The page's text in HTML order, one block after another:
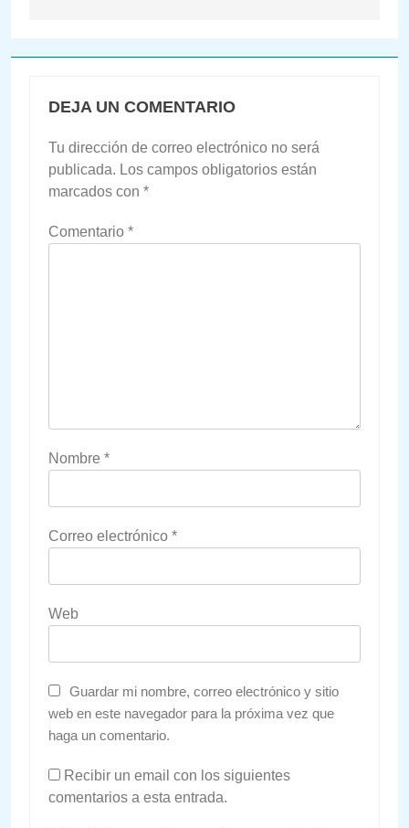
DEJA UN COMENTARIO
Tu dirección de correo electrónico no será
publicada. Los campos obligatorios están
marcados con *
Comentario *
Nombre *
Correo electrónico *
Web
Guardar mi nombre, correo electrónico y sitio
web en este navegador para la próxima vez que
haga un comentario.
Recibir un email con los siguientes
comentarios a esta entrada.